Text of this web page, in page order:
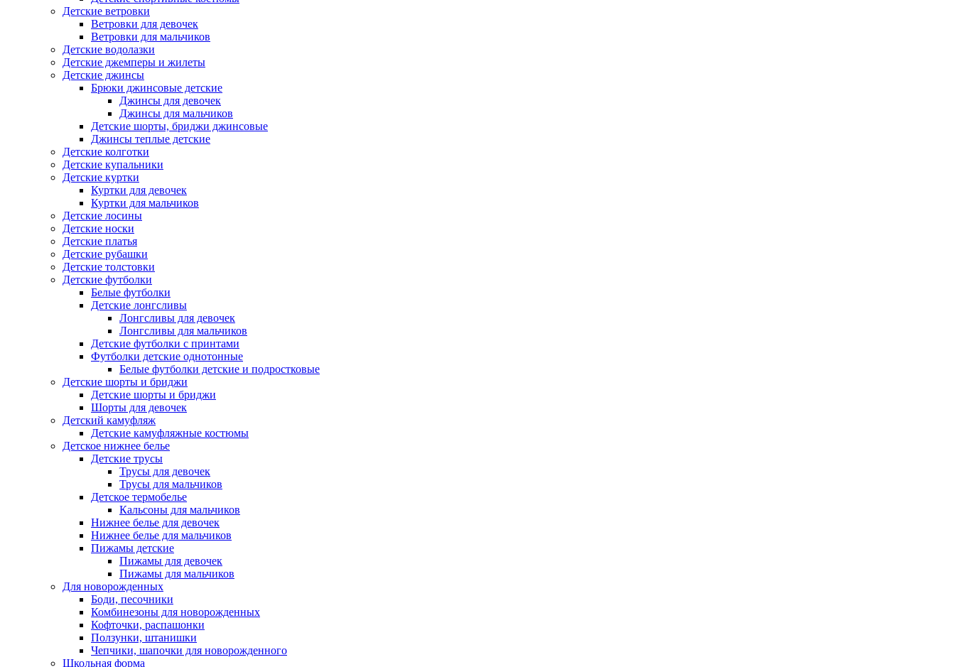
Детские ветровки
Ветровки для девочек
Ветровки для мальчиков
Детские водолазки
Детские джемперы и жилеты
Детские джинсы
Брюки джинсовые детские
Джинсы для девочек
Джинсы для мальчиков
Детские шорты, бриджи джинсовые
Джинсы теплые детские
Детские колготки
Детские купальники
Детские куртки
Куртки для девочек
Куртки для мальчиков
Детские лосины
Детские носки
Детские платья
Детские рубашки
Детские толстовки
Детские футболки
Белые футболки
Детские лонгсливы
Лонгсливы для девочек
Лонгсливы для мальчиков
Детские футболки с принтами
Футболки детские однотонные
Белые футболки детские и подростковые
Детские шорты и бриджи
Детские шорты и бриджи
Шорты для девочек
Детский камуфляж
Детские камуфляжные костюмы
Детское нижнее белье
Детские трусы
Трусы для девочек
Трусы для мальчиков
Детское термобелье
Кальсоны для мальчиков
Нижнее белье для девочек
Нижнее белье для мальчиков
Пижамы детские
Пижамы для девочек
Пижамы для мальчиков
Для новорожденных
Боди, песочники
Комбинезоны для новорожденных
Кофточки, распашонки
Ползунки, штанишки
Чепчики, шапочки для новорожденного
Школьная форма